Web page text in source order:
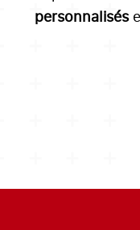
personnalisés